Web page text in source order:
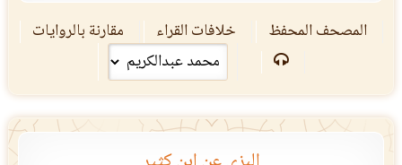
المصحف المحفظ خلافات القراء مقارنة بالروايات